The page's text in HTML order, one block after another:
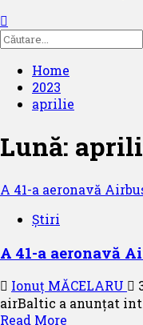
Caută
după:
Home
2023
aprilie
Lună:
A 41-a aeronavă
Știri
A 41-a aeronavă
Ionuț MĂCELARU
airBaltic a anunțat
Read More